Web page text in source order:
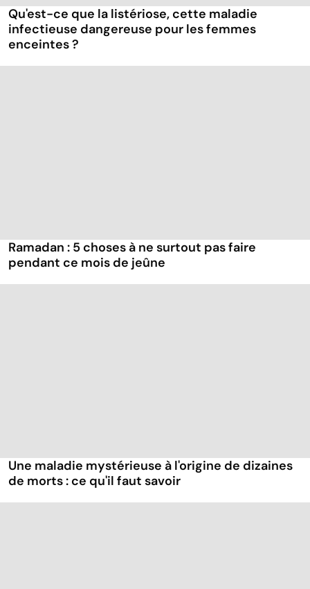
Qu'est-ce que la listériose, cette maladie
infectieuse dangereuse pour les femmes
enceintes ?
Ramadan : 5 choses à ne surtout pas faire
pendant ce mois de jeûne
Une maladie mystérieuse à l'origine de dizaines
de morts : ce qu'il faut savoir